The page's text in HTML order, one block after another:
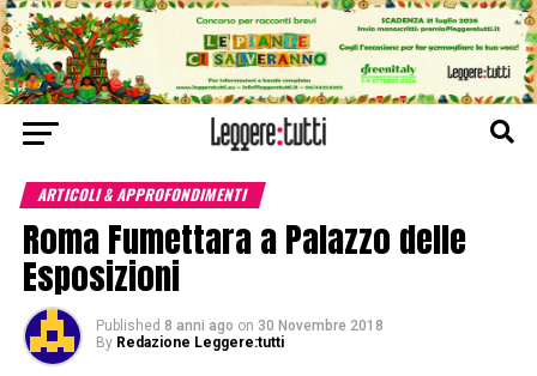
ARTICOLI & APPROFONDIMENTI
Roma Fumettara a Palazzo delle
Esposizioni
Published 8 anni ago on 30 Novembre 2018
By Redazione Leggere:tutti